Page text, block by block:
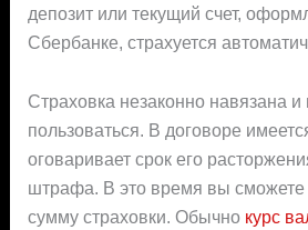
депозит или текущий счет,
Сбербанке, страхуется
Страховка незаконно навязана
пользоваться. В договоре
оговаривает срок его
штрафа. В это время вы сможете
сумму страховки. Обычно курс